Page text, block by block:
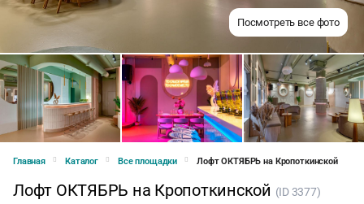
Посмотреть все фото
Главная Каталог Все площадки Лофт ОКТЯБРЬ на Кропоткинской
Лофт ОКТЯБРЬ на Кропоткинской (ID 3377)